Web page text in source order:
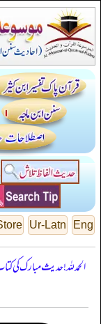
Eng
Ur-Latn
الحمدللہ! حدیث مبارک کی